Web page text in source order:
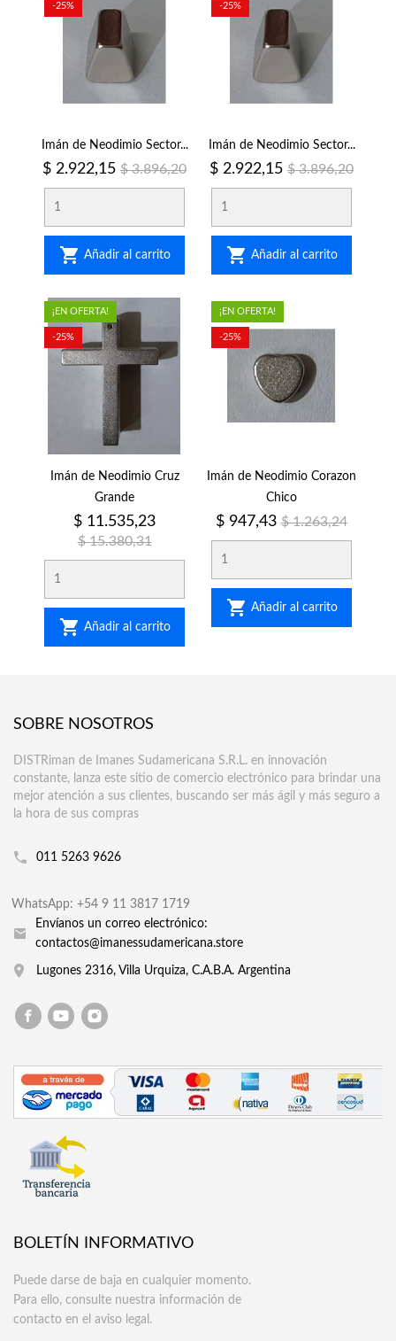
Imán de Neodimio Sector...
Precio
$ 2.922,15 Precio
regular
$ 3.896,20
 Añadir al carrito
-25%
Imán de Neodimio Sector...
Precio
$ 2.922,15 Precio
regular
$ 3.896,20
 Añadir al carrito
-25%
Imán de Neodimio Cruz
Grande
Precio
$ 11.535,23Precio
$ 15.380,31
 Añadir al carrito
¡EN OFERTA!
-25%
Imán de Neodimio Corazon
Chico
Precio
$ 947,43 Precio
regular
$ 1.263,24
 Añadir al carrito
¡EN OFERTA!
-25%
SOBRE NOSOTROS
DISTRiman de Imanes Sudamericana S.R.L. en innovación
constante, lanza este sitio de comercio electrónico para brindar una
mejor atención a sus clientes, buscando ser más ágil y más seguro a
la hora de sus compras
011 5263 9626
WhatsApp: +54 9 11 3817 1719
Envíanos un correo electrónico:
contactos@imanessudamericana.store
Lugones 2316, Villa Urquiza, C.A.B.A. Argentina
BOLETÍN INFORMATIVO
Puede darse de baja en cualquier momento.
Para ello, consulte nuestra información de
contacto en el aviso legal.